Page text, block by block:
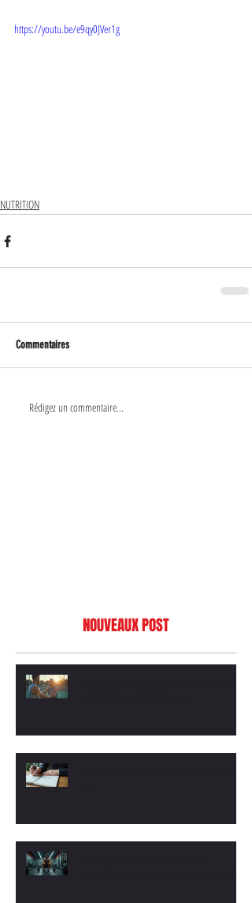
https://youtu.be/e9qy0JVer1g
NUTRITION
Commentaires
Rédigez un commentaire...
NOUVEAUX POST